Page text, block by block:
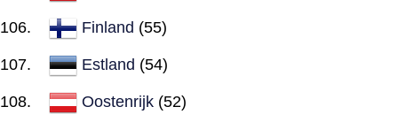
Finland (55)
Estland (54)
Oostenrijk (52)